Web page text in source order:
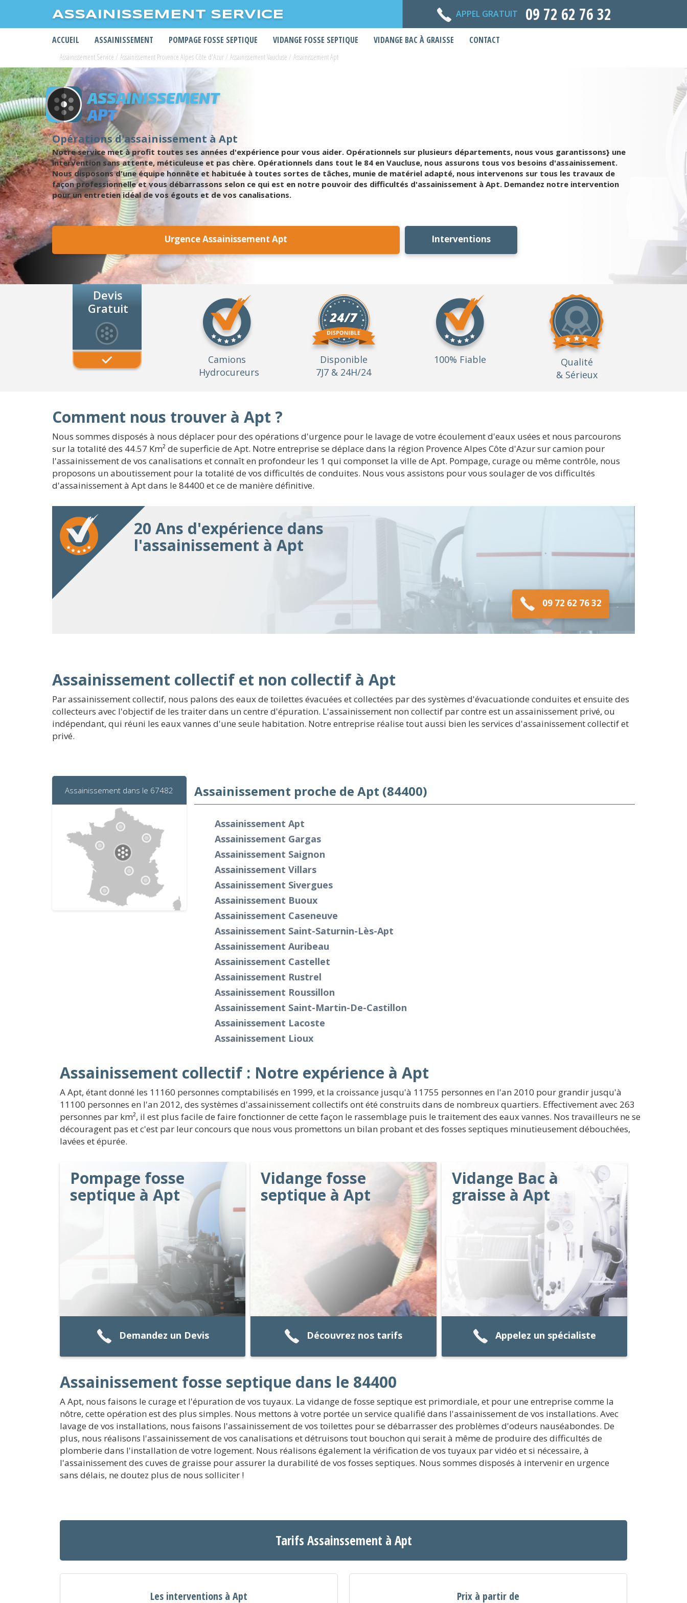
ASSAINISSEMENT SERVICE APPEL GRATUIT 09 72 62 76 32
ACCUEIL ASSAINISSEMENT POMPAGE FOSSE SEPTIQUE VIDANGE FOSSE SEPTIQUE VIDANGE BAC À GRAISSE CONTACT
Assainissement Service / Assainissement Provence Alpes Côte d'Azur/ Assainissement Vaucluse / Assainissement Apt
ASSAINISSEMENT
APT
Opérations d'assainissement à Apt
Notre service met à profit toutes ses années d'expérience pour vous aider. Opérationnels sur plusieurs départements, nous vous garantissons} une
intervention sans attente, méticuleuse et pas chère. Opérationnels dans tout le 84 en Vaucluse, nous assurons tous vos besoins d'assainissement.
Nous disposons d'une équipe honnête et habituée à toutes sortes de tâches, munie de matériel adapté, nous intervenons sur tous les travaux de
façon professionnelle et vous débarrassons selon ce qui est en notre pouvoir des difficultés d'assainissement à Apt. Demandez notre intervention
pour un entretien idéal de vos égouts et de vos canalisations.
Urgence Assainissement Apt Interventions
Devis
Gratuit
Camions
Hydrocureurs
Disponible
7J7 & 24H/24
100% Fiable
Qualité
& Sérieux
Comment nous trouver à Apt ?
Nous sommes disposés à nous déplacer pour des opérations d'urgence pour le lavage de votre écoulement d'eaux usées et nous parcourons
sur la totalité des 44.57 Km² de superficie de Apt. Notre entreprise se déplace dans la région Provence Alpes Côte d'Azur sur camion pour
l'assainissement de vos canalisations et connaît en profondeur les 1 qui componset la ville de Apt. Pompage, curage ou même contrôle, nous
proposons un aboutissement pour la totalité de vos difficultés de conduites. Nous vous assistons pour vous soulager de vos difficultés
d'assainissement à Apt dans le 84400 et ce de manière définitive.
20 Ans d'expérience dans
l'assainissement à Apt
09 72 62 76 32
Assainissement collectif et non collectif à Apt
Par assainissement collectif, nous palons des eaux de toilettes évacuées et collectées par des systèmes d'évacuationde conduites et ensuite des
collecteurs avec l'objectif de les traiter dans un centre d'épuration. L'assainissement non collectif par contre est un assainissement privé, ou
indépendant, qui réuni les eaux vannes d'une seule habitation. Notre entreprise réalise tout aussi bien les services d'assainissement collectif et
privé.
Assainissement dans le 67482 Assainissement proche de Apt (84400)
Assainissement Apt
Assainissement Gargas
Assainissement Saignon
Assainissement Villars
Assainissement Sivergues
Assainissement Buoux
Assainissement Caseneuve
Assainissement Saint-Saturnin-Lès-Apt
Assainissement Auribeau
Assainissement Castellet
Assainissement Rustrel
Assainissement Roussillon
Assainissement Saint-Martin-De-Castillon
Assainissement Lacoste
Assainissement Lioux
Assainissement collectif : Notre expérience à Apt
A Apt, étant donné les 11160 personnes comptabilisés en 1999, et la croissance jusqu'à 11755 personnes en l'an 2010 pour grandir jusqu'à
11100 personnes en l'an 2012, des systèmes d'assainissement collectifs ont été construits dans de nombreux quartiers. Effectivement avec 263
personnes par km², il est plus facile de faire fonctionner de cette façon le rassemblage puis le traitement des eaux vannes. Nos travailleurs ne se
découragent pas et c'est par leur concours que nous vous promettons un bilan probant et des fosses septiques minutieusement débouchées,
lavées et épurée.
Pompage fosse
septique à Apt
Demandez un Devis
Vidange fosse
septique à Apt
Découvrez nos tarifs
Vidange Bac à
graisse à Apt
Appelez un spécialiste
Assainissement fosse septique dans le 84400
A Apt, nous faisons le curage et l'épuration de vos tuyaux. La vidange de fosse septique est primordiale, et pour une entreprise comme la
nôtre, cette opération est des plus simples. Nous mettons à votre portée un service qualifié dans l'assainissement de vos installations. Avec
lavage de vos installations, nous faisons l'assainissement de vos toilettes pour se débarrasser des problèmes d'odeurs nauséabondes. De
plus, nous réalisons l'assainissement de vos canalisations et détruisons tout bouchon qui serait à même de produire des difficultés de
plomberie dans l'installation de votre logement. Nous réalisons également la vérification de vos tuyaux par vidéo et si nécessaire, à
l'assainissement des cuves de graisse pour assurer la durabilité de vos fosses septiques. Nous sommes disposés à intervenir en urgence
sans délais, ne doutez plus de nous solliciter !
Tarifs Assainssement à Apt
Les interventions à Apt Prix à partir de